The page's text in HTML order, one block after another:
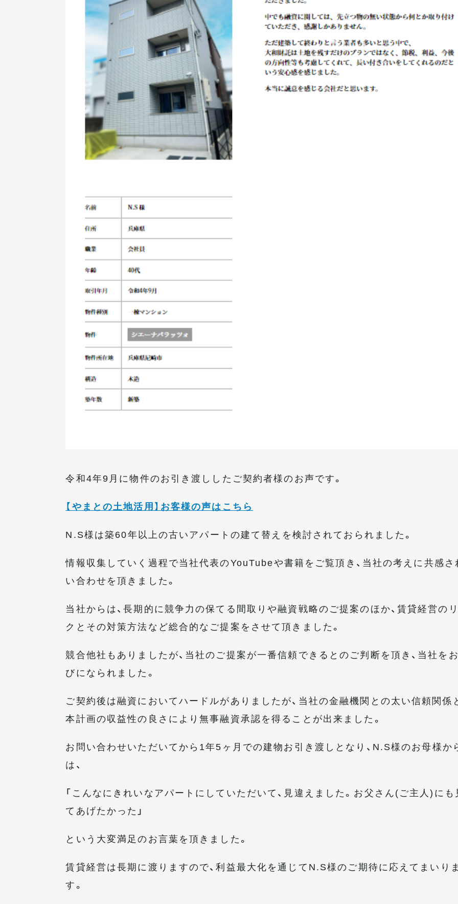
令和4年9月に物件のお引き渡ししたご契約者様のお声です。
【やまとの土地活用】お客様の声はこちら
N.S様は築60年以上の古いアパートの建て替えを検討されておられました。
情報収集していく過程で当社代表のYouTubeや書籍をご覧頂き、当社の考えに共感さ
い合わせを頂きました。
当社からは、長期的に競争力の保てる間取りや融資戦略のご提案のほか、賃貸経営の
クとその対策方法など総合的なご提案をさせて頂きました。
競合他社もありましたが、当社のご提案が一番信頼できるとのご判断を頂き、当社を
びになられました。
ご契約後は融資においてハードルがありましたが、当社の金融機関との太い信頼関係
本計画の収益性の良さにより無事融資承認を得ることが出来ました。
お問い合わせいただいてから1年5ヶ月での建物お引き渡しとなり、N.S様のお母様か
は、
「こんなにきれいなアパートにしていただいて、見違えました。お父さん(ご主人)にも
てあげたかった」
という大変満足のお言葉を頂きました。
賃貸経営は長期に渡りますので、利益最大化を通じてN.S様のご期待に応えてまいりま
す。